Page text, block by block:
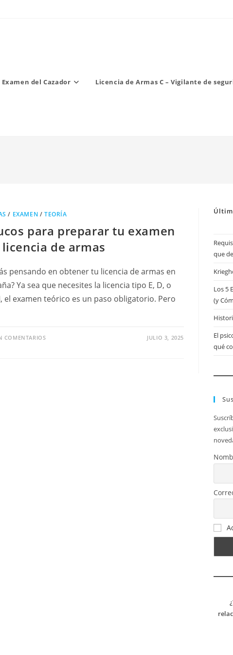
Examen del Cazador Licencia de Armas C – Vigilante de
/ EXAMEN /TEORÍA
para preparar tu examen
de armas
pensando en obtener tu licencia de armas en
Ya sea que necesites la licencia tipo E, D, o
el examen teórico es un paso obligatorio. Pero
COMENTARIOS JULIO 3, 2025
que
Los 5
(y
El
qué